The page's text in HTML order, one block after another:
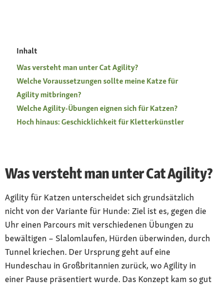
Inhalt
Was versteht man unter Cat Agility?
Welche Voraussetzungen sollte meine Katze für
Agility mitbringen?
Welche Agility-Übungen eignen sich für Katzen?
Hoch hinaus: Geschicklichkeit für Kletterkünstler
Was versteht man unter Cat Agility?
Agility für Katzen unterscheidet sich grundsätzlich
nicht von der Variante für Hunde: Ziel ist es, gegen die
Uhr einen Parcours mit verschiedenen Übungen zu
bewältigen – Slalomlaufen, Hürden überwinden, durch
Tunnel kriechen. Der Ursprung geht auf eine
Hundeschau in Großbritannien zurück, wo Agility in
einer Pause präsentiert wurde. Das Konzept kam so gut